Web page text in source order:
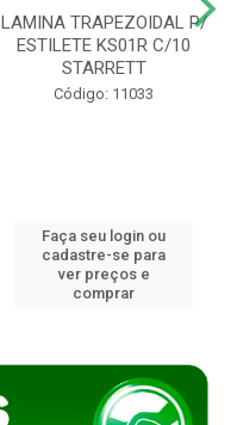
LAMINA TRAPEZOIDAL P/
ESTILETE KS01R C/10
STARRETT
Código: 11033
Faça seu login ou
cadastre-se para
ver preços e
comprar